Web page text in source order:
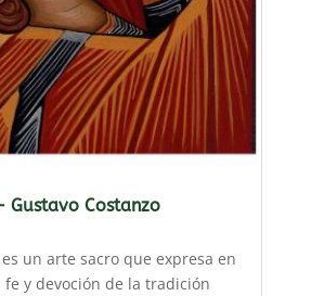
Gustavo Costanzo
un arte sacro que expresa en
fe y devoción de la tradición